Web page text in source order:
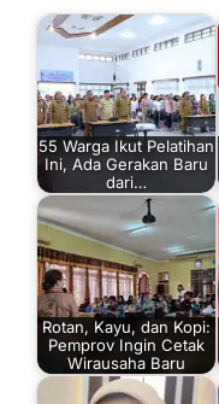
55 Warga Ikut Pelatihan
Ini, Ada Gerakan Baru
dari…
Rotan, Kayu, dan Kopi:
Pemprov Ingin Cetak
Wirausaha Baru